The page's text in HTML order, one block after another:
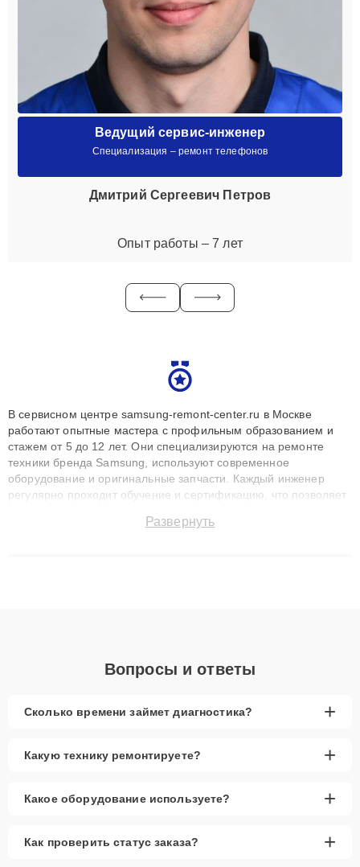
Ведущий сервис-инженер
Специализация – ремонт телефонов
Дмитрий Сергеевич Петров
Опыт работы – 7 лет
В сервисном центре samsung-remont-center.ru в Москве
работают опытные мастера с профильным образованием и
стажем от 5 до 12 лет. Они специализируются на ремонте
техники бренда Samsung, используют современное
оборудование и оригинальные запчасти. Каждый инженер
регулярно проходит обучение и сертификацию, что позволяет
технику с сохранением гарантии до 3 лет. Наши мастера
Развернуть
Вопросы и ответы
Сколько времени займет диагностика? +
Какую технику ремонтируете? +
Какое оборудование используете? +
Как проверить статус заказа? +